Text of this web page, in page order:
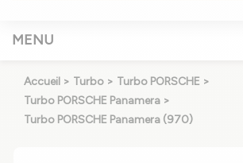
MENU
Accueil > Turbo > Turbo PORSCHE >
Turbo PORSCHE Panamera >
Turbo PORSCHE Panamera (970)